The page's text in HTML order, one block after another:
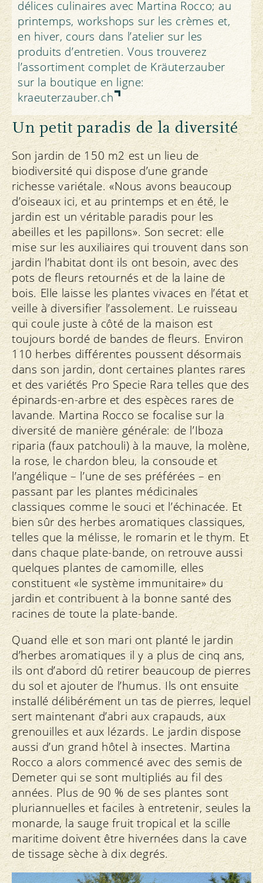
délices culinaires avec Martina Rocco; au
printemps, workshops sur les crèmes et,
en hiver, cours dans l’atelier sur les
produits d’entretien. Vous trouverez
l’assortiment complet de Kräuterzauber
sur la boutique en ligne:
kraeuterzauber.ch
Un petit paradis de la diversité
Son jardin de 150 m2 est un lieu de
biodiversité qui dispose d’une grande
richesse variétale. «Nous avons beaucoup
d’oiseaux ici, et au printemps et en été, le
jardin est un véritable paradis pour les
abeilles et les papillons». Son secret: elle
mise sur les auxiliaires qui trouvent dans son
jardin l’habitat dont ils ont besoin, avec des
pots de fleurs retournés et de la laine de
bois. Elle laisse les plantes vivaces en l’état et
veille à diversifier l’assolement. Le ruisseau
qui coule juste à côté de la maison est
toujours bordé de bandes de fleurs. Environ
110 herbes différentes poussent désormais
dans son jardin, dont certaines plantes rares
et des variétés Pro Specie Rara telles que des
épinards-en-arbre et des espèces rares de
lavande. Martina Rocco se focalise sur la
diversité de manière générale: de l’Iboza
riparia (faux patchouli) à la mauve, la molène,
la rose, le chardon bleu, la consoude et
l’angélique – l’une de ses préférées – en
passant par les plantes médicinales
classiques comme le souci et l’échinacée. Et
bien sûr des herbes aromatiques classiques,
telles que la mélisse, le romarin et le thym. Et
dans chaque plate-bande, on retrouve aussi
quelques plantes de camomille, elles
constituent «le système immunitaire» du
jardin et contribuent à la bonne santé des
racines de toute la plate-bande.
Quand elle et son mari ont planté le jardin
d’herbes aromatiques il y a plus de cinq ans,
ils ont d’abord dû retirer beaucoup de pierres
du sol et ajouter de l’humus. Ils ont ensuite
installé délibérément un tas de pierres, lequel
sert maintenant d’abri aux crapauds, aux
grenouilles et aux lézards. Le jardin dispose
aussi d’un grand hôtel à insectes. Martina
Rocco a alors commencé avec des semis de
Demeter qui se sont multipliés au fil des
années. Plus de 90 % de ses plantes sont
pluriannuelles et faciles à entretenir, seules la
monarde, la sauge fruit tropical et la scille
maritime doivent être hivernées dans la cave
de tissage sèche à dix degrés.